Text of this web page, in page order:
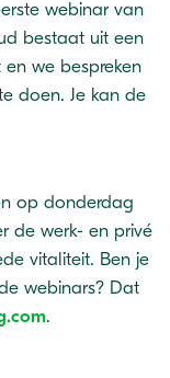
webinar van
bestaat uit een
we bespreken
doen. Je kan de
op donderdag
de werk- en privé
vitaliteit. Ben je
webinars? Dat
.